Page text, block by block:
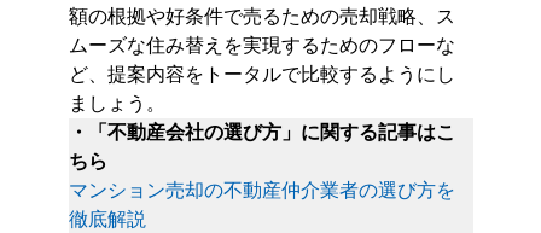
額の根拠や好条件で売るための売却戦略、ス
ムーズな住み替えを実現するためのフローな
ど、提案内容をトータルで比較するようにし
ましょう。
・「不動産会社の選び方」に関する記事はこ
ちら
マンション売却の不動産仲介業者の選び方を
徹底解説